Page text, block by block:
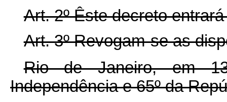
Art. 2º Êste decreto
Art. 3º Revogam-se as
Rio de Janeiro, em
Independência e 65º da